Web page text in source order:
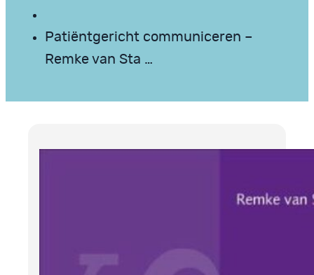
Patiëntgericht communiceren –
Remke van Sta …